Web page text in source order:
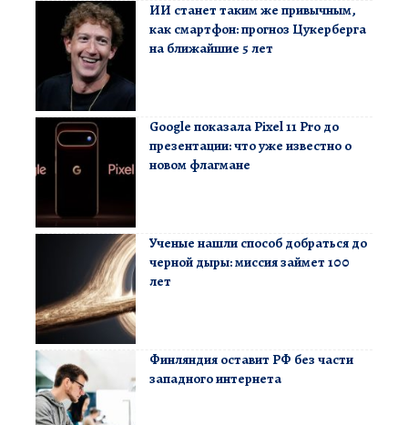
ИИ станет таким же привычным,
как смартфон: прогноз Цукерберга
на ближайшие 5 лет
Google показала Pixel 11 Pro до
презентации: что уже известно о
новом флагмане
Ученые нашли способ добраться до
черной дыры: миссия займет 100
лет
Финляндия оставит РФ без части
западного интернета